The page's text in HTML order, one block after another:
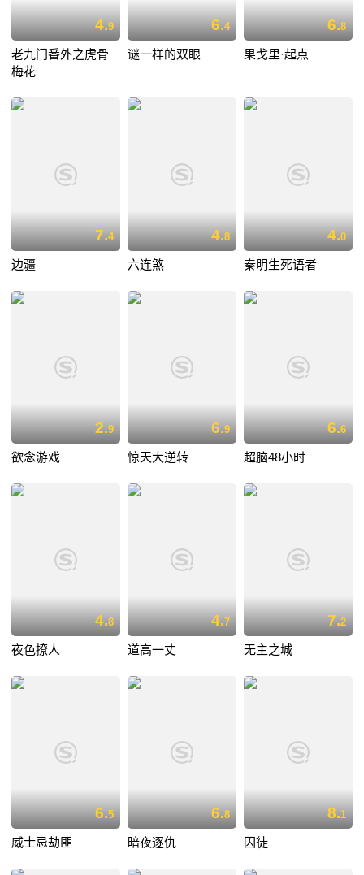
4.9
老九门番外之虎骨
梅花
6.4
谜一样的双眼
6.8
果戈里·起点
7.4
边疆
4.8
六连煞
4.0
秦明生死语者
2.9
欲念游戏
6.9
惊天大逆转
6.6
超脑48小时
4.8
夜色撩人
4.7
道高一丈
7.2
无主之城
6.5
威士忌劫匪
6.8
暗夜逐仇
8.1
囚徒